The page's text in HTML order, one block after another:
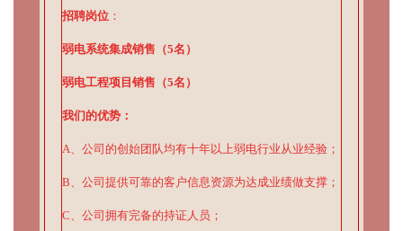
招聘岗位 ：
弱电系统集成销售（5名）
弱电工程项目销售（5名）
我们的优势：
A、公司的创始团队均有十年以上弱电行业从业经验；
B、公司提供可靠的客户信息资源为达成业绩做支撑；
C、公司拥有完备的持证人员；